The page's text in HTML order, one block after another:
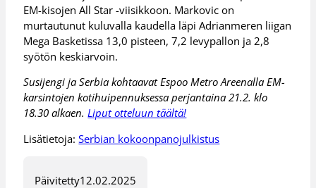
EM-kisojen All Star -viisikkoon. Markovic on
murtautunut kuluvalla kaudella läpi Adrianmeren liigan
Mega Basketissa 13,0 pisteen, 7,2 levypallon ja 2,8
syötön keskiarvoin.
Susijengi ja Serbia kohtaavat Espoo Metro Areenalla EM-
karsintojen kotihuipennuksessa perjantaina 21.2. klo
18.30 alkaen.Liput otteluun täältä!
Lisätietoja:Serbian kokoonpanojulkistus
Päivitetty12.02.2025